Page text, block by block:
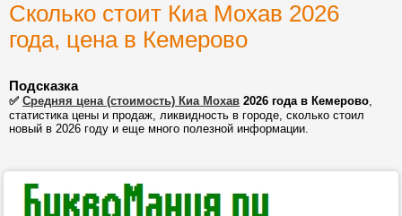
Сколько стоит Киа Мохав 2026
года, цена в Кемерово
Подсказка
✅ Средняя цена (стоимость) Киа Мохав 2026 года в Кемерово,
статистика цены и продаж, ликвидность в городе, сколько стоил
новый в 2026 году и еще много полезной информации.